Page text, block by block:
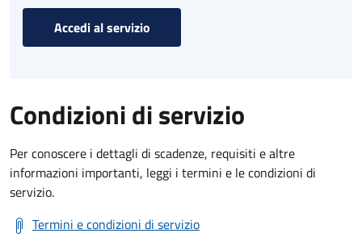
Accedi al servizio
Condizioni di servizio
Per conoscere i dettagli di scadenze, requisiti e altre
informazioni importanti, leggi i termini e le condizioni di
servizio.
Termini e condizioni di servizio